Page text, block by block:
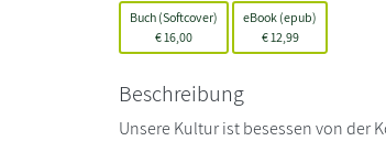
Buch (Softcover)
€ 16,00
eBook (epub)
€12,99
Beschreibung
Unsere Kultur ist besessen von